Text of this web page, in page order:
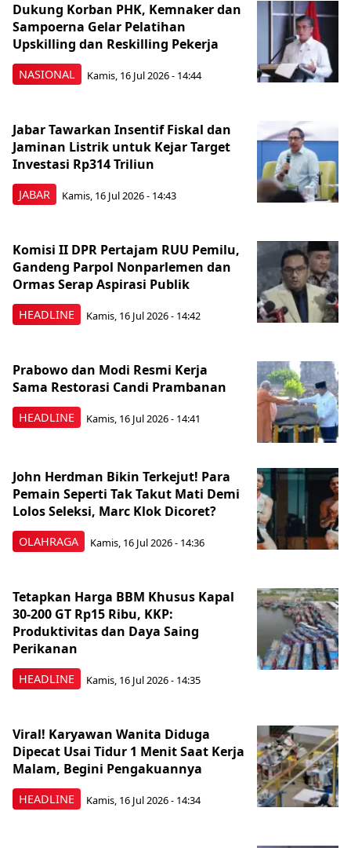
NASIONAL
Dukung Korban PHK, Kemnaker dan
Sampoerna Gelar Pelatihan
Upskilling dan Reskilling Pekerja
Kamis, 16 Jul 2026 - 14:44
JABAR
Jabar Tawarkan Insentif Fiskal dan
Jaminan Listrik untuk Kejar Target
Investasi Rp314 Triliun
Kamis, 16 Jul 2026 - 14:43
HEADLINE
Komisi II DPR Pertajam RUU Pemilu,
Gandeng Parpol Nonparlemen dan
Ormas Serap Aspirasi Publik
Kamis, 16 Jul 2026 - 14:42
HEADLINE
Prabowo dan Modi Resmi Kerja
Sama Restorasi Candi Prambanan
Kamis, 16 Jul 2026 - 14:41
OLAHRAGA
John Herdman Bikin Terkejut! Para
Pemain Seperti Tak Takut Mati Demi
Lolos Seleksi, Marc Klok Dicoret?
Kamis, 16 Jul 2026 - 14:36
HEADLINE
Tetapkan Harga BBM Khusus Kapal
30-200 GT Rp15 Ribu, KKP:
Produktivitas dan Daya Saing
Perikanan
Kamis, 16 Jul 2026 - 14:35
HEADLINE
Viral! Karyawan Wanita Diduga
Dipecat Usai Tidur 1 Menit Saat Kerja
Malam, Begini Pengakuannya
Kamis, 16 Jul 2026 - 14:34